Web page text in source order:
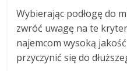
Wybierając podłogę do
zwróć uwagę na te
najemcom wysoką
przyczynić się do